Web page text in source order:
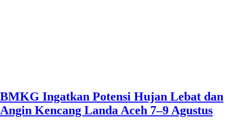
BMKG Ingatkan Potensi Hujan Lebat dan
Angin Kencang Landa Aceh 7–9 Agustus